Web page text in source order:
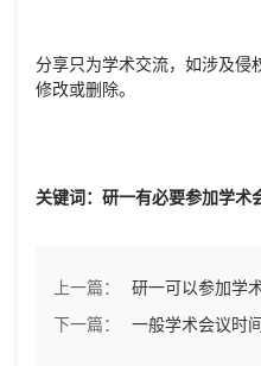
分享只为学术交流，如涉及侵
修改或删除。
关键词：研一有必要参加学术
上一篇：
研一可以参加学
下一篇：
一般学术会议时